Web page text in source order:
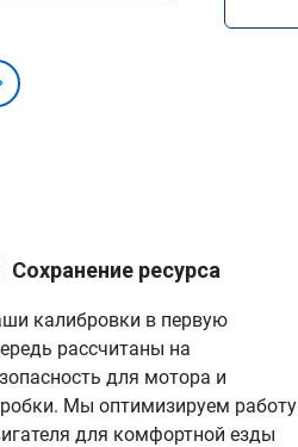
Сохранение ресурса
калибровки в первую
рассчитаны на
для мотора и
Мы оптимизируем работу
для комфортной езды